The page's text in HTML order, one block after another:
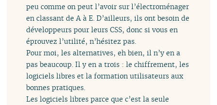
peu comme on peut l’avoir sur l’électroménager
en classant de A à E. D’ailleurs, ils ont besoin de
développeurs pour leurs CSS, donc si vous en
éprouvez l’utilité, n’hésitez pas.
Pour moi, les alternatives, eh bien, il n’y en a
pas beaucoup. Il y en a trois : le chiffrement, les
logiciels libres et la formation utilisateurs aux
bonnes pratiques.
Les logiciels libres parce que c’est la seule